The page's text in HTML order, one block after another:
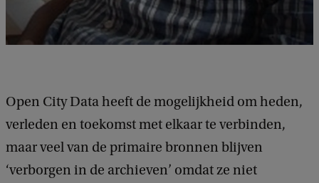
Open City Data heeft de mogelijkheid om heden,
verleden en toekomst met elkaar te verbinden,
maar veel van de primaire bronnen blijven
‘verborgen in de archieven’ omdat ze niet